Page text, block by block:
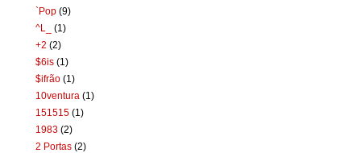
`Pop (9)
^L_
(1)
+2 (2)
$6is (1)
$ifrão (1)
10ventura (1)
151515 (1)
1983 (2)
2 Portas (2)